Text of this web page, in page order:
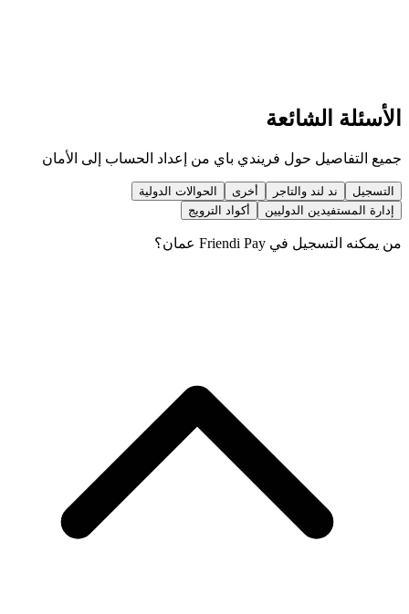
الأسئلة الشائعة
جميع التفاصيل حول فريندي باي من إعداد الحساب إلى الأمان
التسجيل ند لند والتاجر أخرى
الحوالات الدولية
إدارة المستفيدين الدوليين
أكواد الترويج
من يمكنه التسجيل في Friendi Pay عمان؟